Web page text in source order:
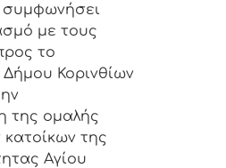
συμφωνήσει
με τους
το
Κορινθίων
της ομαλής
της
Αγίου